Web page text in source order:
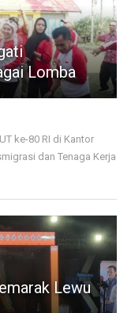
Lomba
ke-80 RI di Kantor
dan Tenaga Kerja
Lewu